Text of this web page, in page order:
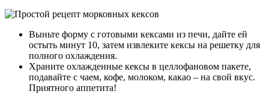
Выньте форму с готовыми кексами из печи, дайте ей
остыть минут 10, затем извлеките кексы на решетку для
полного охлаждения.
Храните охлажденные кексы в целлофановом пакете,
подавайте с чаем, кофе, молоком, какао – на свой вкус.
Приятного аппетита!